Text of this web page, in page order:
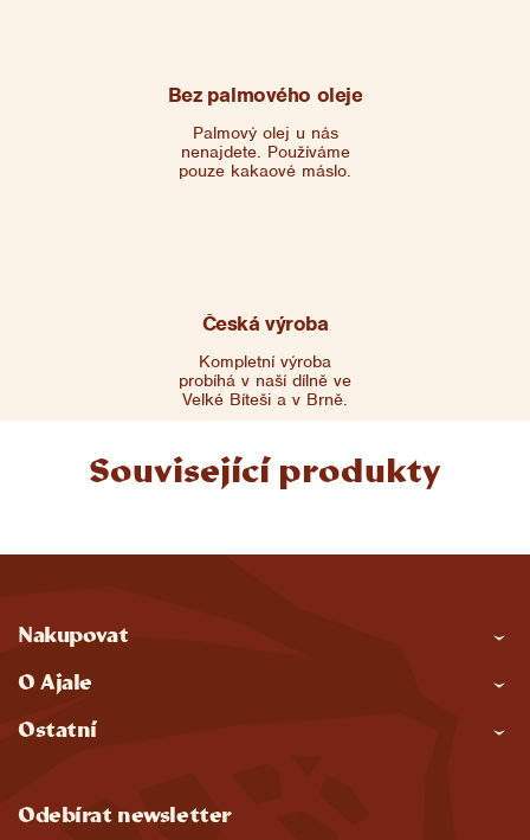
Bez palmového oleje
Palmový olej u nás
nenajdete. Používáme
pouze kakaové máslo.
Česká výroba
Kompletní výroba
probíhá v naší dílně ve
Velké Bíteši a v Brně.
Související produkty
p
Nakupovat
O Ajale
Ostatní
Odebírat newsletter